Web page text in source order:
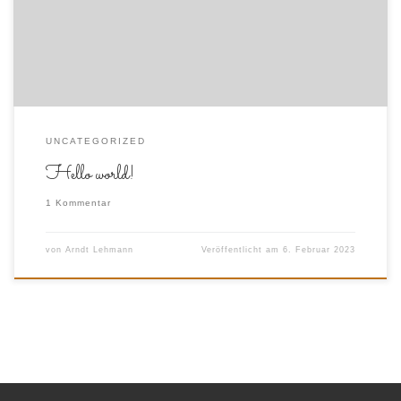
UNCATEGORIZED
Hello world!
1 Kommentar
von Arndt Lehmann Veröffentlicht am6. Februar 2023